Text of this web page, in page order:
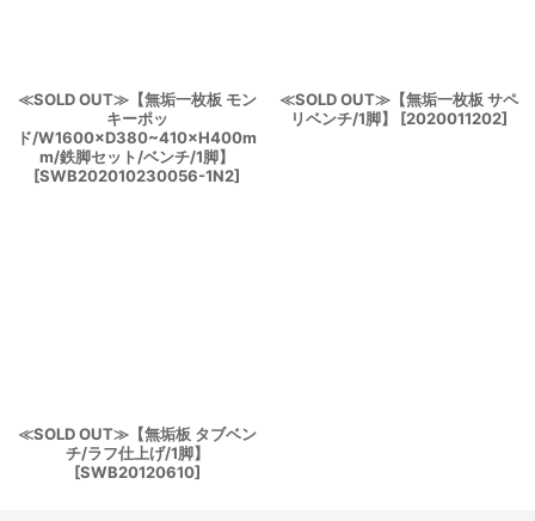
≪SOLD OUT≫【無垢一枚板 モン
キーポッ
ド/W1600×D380~410×H400m
m/鉄脚セット/ベンチ/1脚】
[SWB202010230056-1N2]
≪SOLD OUT≫【無垢一枚板 サペ
リベンチ/1脚】
[2020011202]
≪SOLD OUT≫【無垢板 タブベン
チ/ラフ仕上げ/1脚】
[SWB20120610]